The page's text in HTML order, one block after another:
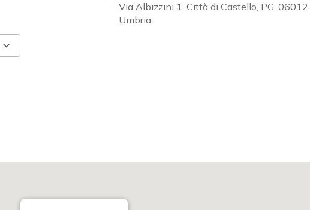
Via Albizzini 1, Città di Castello, PG, 06012,
Umbria